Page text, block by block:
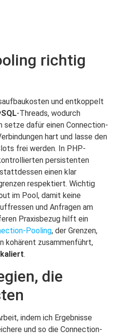
richtig
und entkoppelt
-Threads, wodurch
dafür einen Connection-
hart und lasse den
frei werden. In PHP-
persistenten
einen klar
respektiert. Wichtig
im Pool, damit keine
und Anfragen am
Praxisbezug hilft ein
Pooling, der Grenzen,
kohärent zusammenführt,
.
die
indem ich Ergebnisse
und so die Connection-